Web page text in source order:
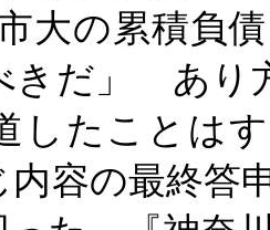
大の累積負
きだ」 あり
したことは
内容の最終答